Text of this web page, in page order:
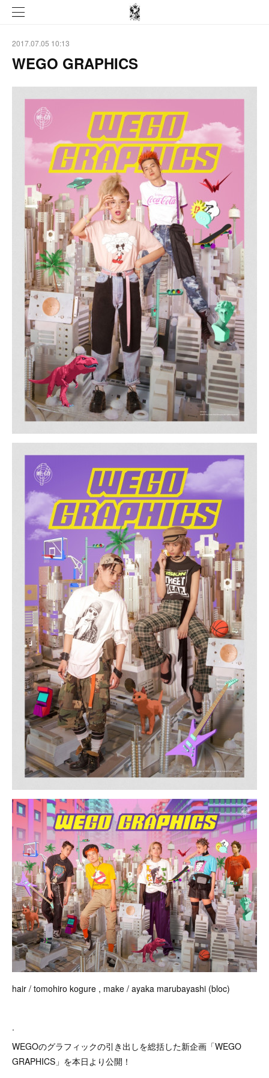
2017.07.05 10:13
WEGO GRAPHICS
hair / tomohiro kogure , make / ayaka marubayashi (bloc)
.
WEGOのグラフィックの引き出しを総括した新企画「WEGO
GRAPHICS」を本日より公開！